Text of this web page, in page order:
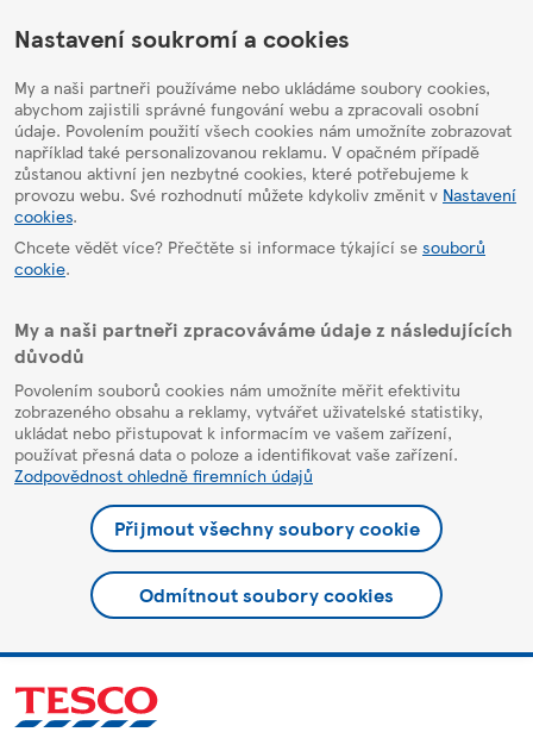
HelpPage
Nastavení soukromí a cookies
My a naši partneři používáme nebo ukládáme soubory cookies,
abychom zajistili správné fungování webu a zpracovali osobní
údaje. Povolením použití všech cookies nám umožníte zobrazovat
například také personalizovanou reklamu. V opačném případě
zůstanou aktivní jen nezbytné cookies, které potřebujeme k
provozu webu. Své rozhodnutí můžete kdykoliv změnit v Nastavení
cookies.
Chcete vědět více? Přečtěte si informace týkající se souborů
cookie.
My a naši partneři zpracováváme údaje z následujících
důvodů
Povolením souborů cookies nám umožníte měřit efektivitu
zobrazeného obsahu a reklamy, vytvářet uživatelské statistiky,
ukládat nebo přistupovat k informacím ve vašem zařízení,
používat přesná data o poloze a identifikovat vaše zařízení.
Zodpovědnost ohledně firemních údajů
Přijmout všechny soubory cookie
Odmítnout soubory cookies